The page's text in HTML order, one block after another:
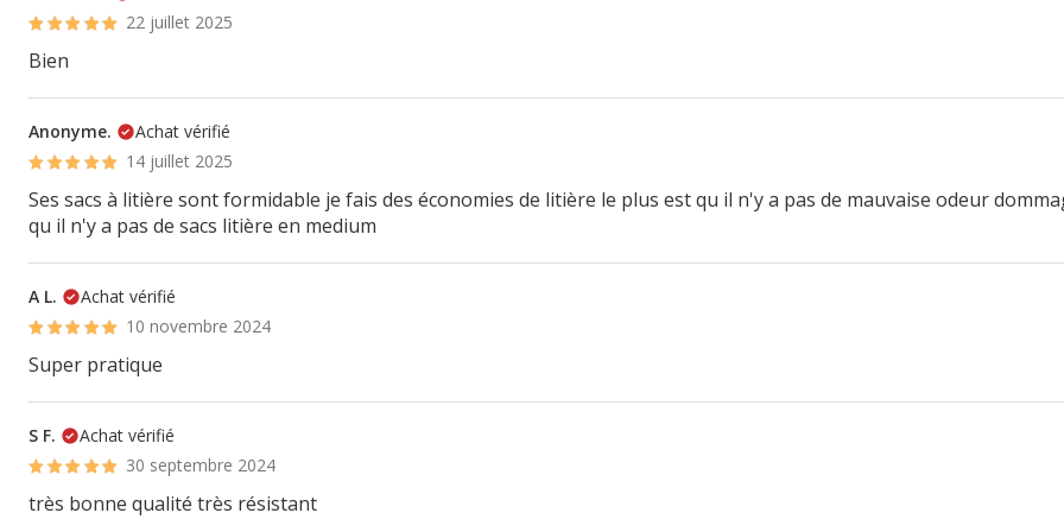
22 juillet 2025
Bien
Anonyme.
Achat vérifié
14 juillet 2025
Ses sacs à litière sont formidable je fais des économies de litière le plus est qu il n'y a pas de mauvaise odeur
qu il n'y a pas de sacs litière en medium
A L.
Achat vérifié
10 novembre 2024
Super pratique
S F.
Achat vérifié
30 septembre 2024
très bonne qualité très résistant